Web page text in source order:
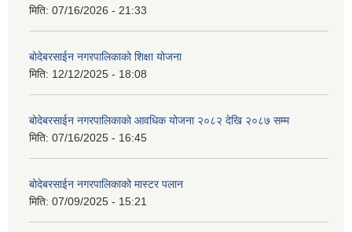
मिति: 07/16/2026 - 21:33
बोदेबरसाईन नगरपालिकाको शिक्षा योजना
मिति: 12/12/2025 - 18:08
बोदेबरसाईन नगरपालिकाको आवधिक योजना २०८२ देखि २०८७ सम्म
मिति: 07/16/2025 - 16:45
बोदेबरसाईन नगरपालिकाको मास्टर पलान
मिति: 07/09/2025 - 15:21